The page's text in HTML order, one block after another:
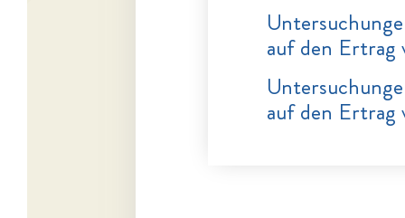
auf den Ertrag
auf den Ertrag